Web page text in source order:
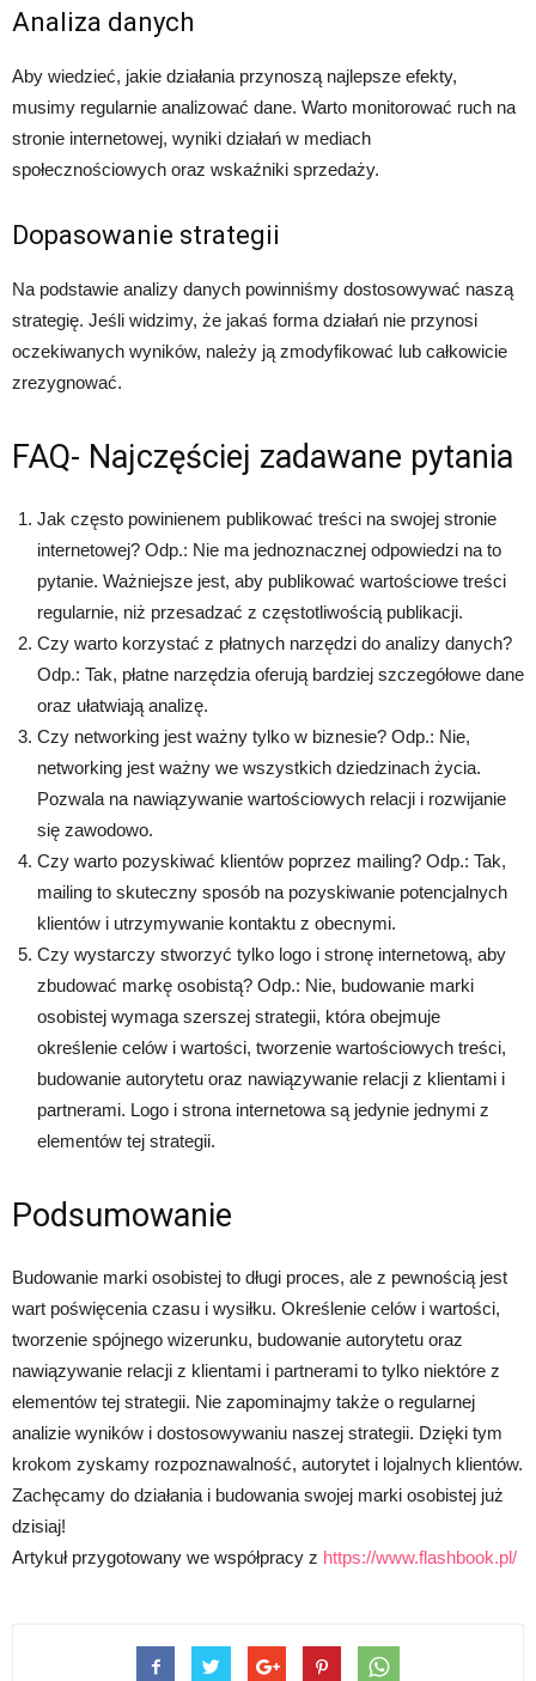
Analiza danych
Aby wiedzieć, jakie działania przynoszą najlepsze efekty,
musimy regularnie analizować dane. Warto monitorować ruch na
stronie internetowej, wyniki działań w mediach
społecznościowych oraz wskaźniki sprzedaży.
Dopasowanie strategii
Na podstawie analizy danych powinniśmy dostosowywać naszą
strategię. Jeśli widzimy, że jakaś forma działań nie przynosi
oczekiwanych wyników, należy ją zmodyfikować lub całkowicie
zrezygnować.
FAQ- Najczęściej zadawane pytania
Jak często powinienem publikować treści na swojej stronie
internetowej? Odp.: Nie ma jednoznacznej odpowiedzi na to
pytanie. Ważniejsze jest, aby publikować wartościowe treści
regularnie, niż przesadzać z częstotliwością publikacji.
Czy warto korzystać z płatnych narzędzi do analizy danych?
Odp.: Tak, płatne narzędzia oferują bardziej szczegółowe dane
oraz ułatwiają analizę.
Czy networking jest ważny tylko w biznesie? Odp.: Nie,
networking jest ważny we wszystkich dziedzinach życia.
Pozwala na nawiązywanie wartościowych relacji i rozwijanie
się zawodowo.
Czy warto pozyskiwać klientów poprzez mailing? Odp.: Tak,
mailing to skuteczny sposób na pozyskiwanie potencjalnych
klientów i utrzymywanie kontaktu z obecnymi.
Czy wystarczy stworzyć tylko logo i stronę internetową, aby
zbudować markę osobistą? Odp.: Nie, budowanie marki
osobistej wymaga szerszej strategii, która obejmuje
określenie celów i wartości, tworzenie wartościowych treści,
budowanie autorytetu oraz nawiązywanie relacji z klientami i
partnerami. Logo i strona internetowa są jedynie jednymi z
elementów tej strategii.
Podsumowanie
Budowanie marki osobistej to długi proces, ale z pewnością jest
wart poświęcenia czasu i wysiłku. Określenie celów i wartości,
tworzenie spójnego wizerunku, budowanie autorytetu oraz
nawiązywanie relacji z klientami i partnerami to tylko niektóre z
elementów tej strategii. Nie zapominajmy także o regularnej
analizie wyników i dostosowywaniu naszej strategii. Dzięki tym
krokom zyskamy rozpoznawalność, autorytet i lojalnych klientów.
Zachęcamy do działania i budowania swojej marki osobistej już
dzisiaj!
Artykuł przygotowany we współpracy z https://www.flashbook.pl/